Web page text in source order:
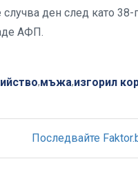
ден след като
АФП.
,мъжа,изгорил
Последвайте